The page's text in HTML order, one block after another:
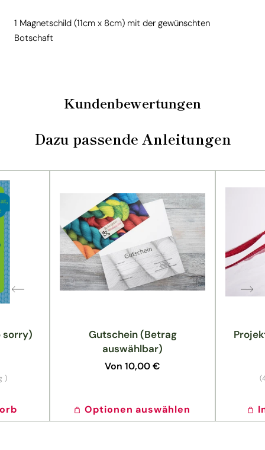
1 Magnetschild (11cm x 8cm) mit der gewünschten
Botschaft
Kundenbewertungen
Dazu passende Anleitungen
sorry)
)
Gutschein (Betrag
auswählbar)
Normaler
Von 10,00 €
Optionen auswählen